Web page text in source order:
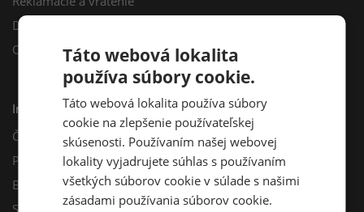
Darčekový poukaz
Odberné miesta
Informácie
Často kladené otázky
Poradňa
Blog
Táto webová lokalita
používa súbory cookie.
Táto webová lokalita používa súbory
cookie na zlepšenie používateľskej
skúsenosti. Používaním našej webovej
lokality vyjadrujete súhlas s používaním
všetkých súborov cookie v súlade s našimi
zásadami používania súborov cookie.